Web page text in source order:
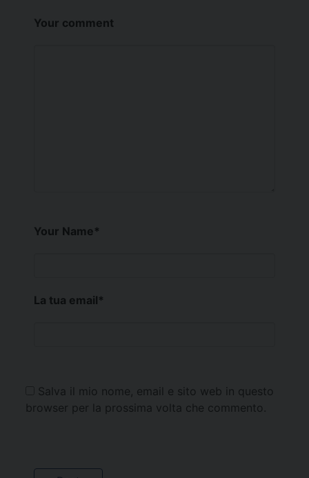
Your comment
Your Name*
La tua email*
Salva il mio nome, email e sito web in questo
browser per la prossima volta che commento.